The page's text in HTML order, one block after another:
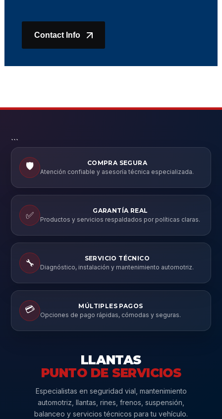
Contact Info
```
🛡️
COMPRA SEGURA
Atención confiable y asesoría técnica especializada.
✅
GARANTÍA REAL
Productos y servicios respaldados por políticas claras.
🔧
SERVICIO TÉCNICO
Diagnóstico, instalación y mantenimiento automotriz.
💳
MÚLTIPLES PAGOS
Opciones de pago rápidas, cómodas y seguras.
LLANTAS
PUNTO DE SERVICIOS
Especialistas en seguridad vial, mantenimiento
automotriz, llantas, rines, frenos, suspensión,
balanceo y servicios técnicos para tu vehículo.